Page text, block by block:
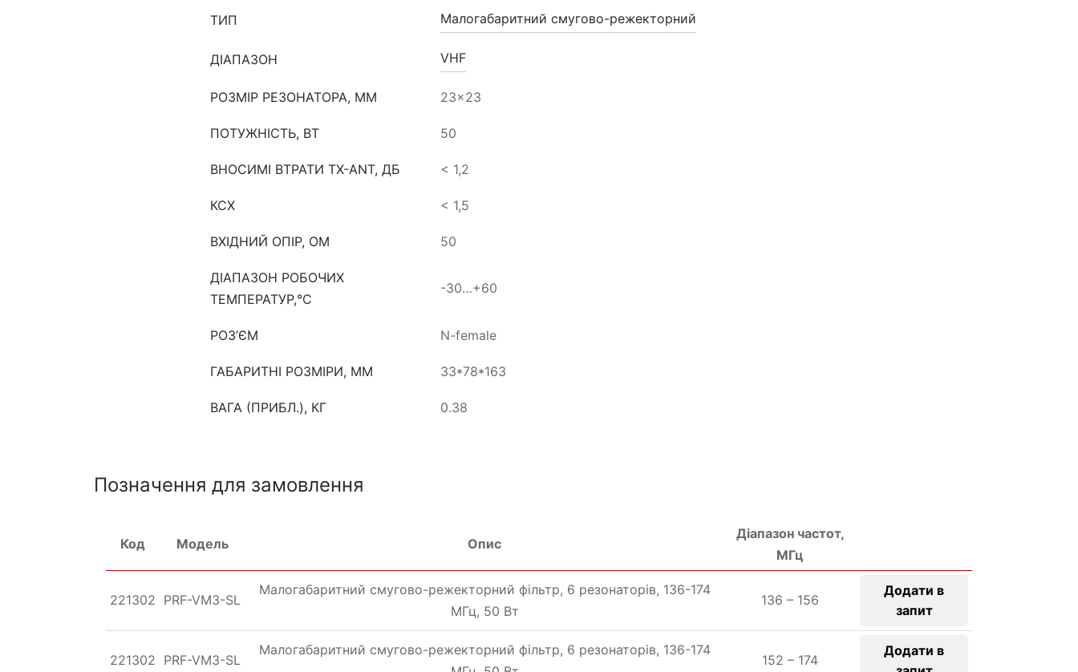
ТИП Малогабаритний смугово-режекторний
ДІАПАЗОН VHF
РОЗМІР РЕЗОНАТОРА, ММ 23×23
ПОТУЖНІСТЬ, ВТ 50
ВНОСИМІ ВТРАТИ TX-ANT, ДБ < 1,2
КСХ < 1,5
ВХІДНИЙ ОПІР, ОМ 50
ДІАПАЗОН РОБОЧИХ
ТЕМПЕРАТУР,°C
-30…+60
РОЗ’ЄМ N-female
ГАБАРИТНІ РОЗМІРИ, ММ 33*78*163
ВАГА (ПРИБЛ.), КГ 0.38
Позначення для замовлення
Код Модель Опис
Діапазон частот,
МГц
221302 PRF-VM3-SL
Малогабаритний смугово-режекторний фільтр, 6 резонаторів, 136-174
МГц, 50 Вт
136 – 156
Додати в
запит
221302 PRF-VM3-SL
Малогабаритний смугово-режекторний фільтр, 6 резонаторів, 136-174
152 – 174
Додати в